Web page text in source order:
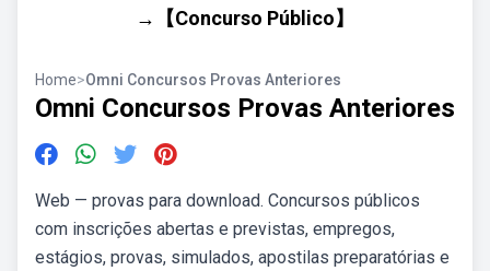
→【Concurso Público】
Home>Omni Concursos Provas Anteriores
Omni Concursos Provas Anteriores
Web — provas para download. Concursos públicos
com inscrições abertas e previstas, empregos,
estágios, provas, simulados, apostilas preparatórias e